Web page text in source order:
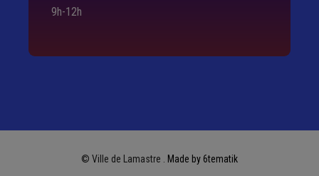
9h-12h
© Ville de Lamastre . Made by 6tematik